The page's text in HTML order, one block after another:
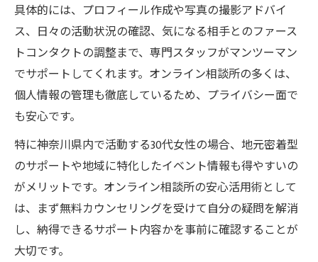
具体的には、プロフィール作成や写真の撮影アドバイ
ス、日々の活動状況の確認、気になる相手とのファース
トコンタクトの調整まで、専門スタッフがマンツーマン
でサポートしてくれます。オンライン相談所の多くは、
個人情報の管理も徹底しているため、プライバシー面で
も安心です。
特に神奈川県内で活動する30代女性の場合、地元密着型
のサポートや地域に特化したイベント情報も得やすいの
がメリットです。オンライン相談所の安心活用術として
は、まず無料カウンセリングを受けて自分の疑問を解消
し、納得できるサポート内容かを事前に確認することが
大切です。